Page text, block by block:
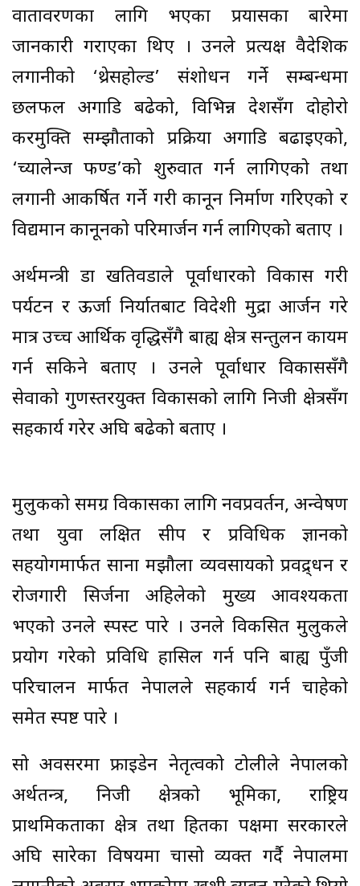
वातावरणका लागि भएका प्रयासका बारेमा
जानकारी गराएका थिए । उनले प्रत्यक्ष वैदेशिक
लगानीको ‘थ्रेसहोल्ड’ संशोधन गर्ने सम्बन्धमा
छलफल अगाडि बढेको, विभिन्न देशसँग दोहोरो
करमुक्ति सम्झौताको प्रक्रिया अगाडि बढाइएको,
‘च्यालेन्ज फण्ड’को शुरुवात गर्न लागिएको तथा
लगानी आकर्षित गर्ने गरी कानून निर्माण गरिएको र
विद्यमान कानूनको परिमार्जन गर्न लागिएको बताए ।
अर्थमन्त्री डा खतिवडाले पूर्वाधारको विकास गरी
पर्यटन र ऊर्जा निर्यातबाट विदेशी मुद्रा आर्जन गरे
मात्र उच्च आर्थिक वृद्धिसँगै बाह्य क्षेत्र सन्तुलन कायम
गर्न सकिने बताए । उनले पूर्वाधार विकाससँगै
सेवाको गुणस्तरयुक्त विकासको लागि निजी क्षेत्रसँग
सहकार्य गरेर अघि बढेको बताए ।
मुलुकको समग्र विकासका लागि नवप्रवर्तन, अन्वेषण
तथा युवा लक्षित सीप र प्रविधिक ज्ञानको
सहयोगमार्फत साना मझौला व्यवसायको प्रवद्र्धन र
रोजगारी सिर्जना अहिलेको मुख्य आवश्यकता
भएको उनले स्पस्ट पारे । उनले विकसित मुलुकले
प्रयोग गरेको प्रविधि हासिल गर्न पनि बाह्य पुँजी
परिचालन मार्फत नेपालले सहकार्य गर्न चाहेको
समेत स्पष्ट पारे ।
सो अवसरमा फ्राइडेन नेतृत्वको टोलीले नेपालको
अर्थतन्त्र, निजी क्षेत्रको भूमिका, राष्ट्रिय
प्राथमिकताका क्षेत्र तथा हितका पक्षमा सरकारले
अघि सारेका विषयमा चासो व्यक्त गर्दै नेपालमा